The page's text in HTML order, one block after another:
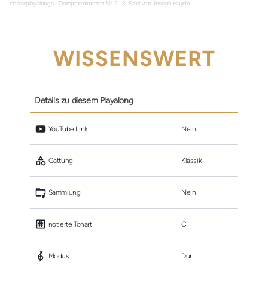
classicplayalongs·Trompetenkonzert Nr. 2 - 3. Satz von Joseph Haydn
WISSENSWERT
Details zu diesem Playalong
YouTube Link Nein
Gattung Klassik
Sammlung Nein
notierte Tonart C
Modus Dur